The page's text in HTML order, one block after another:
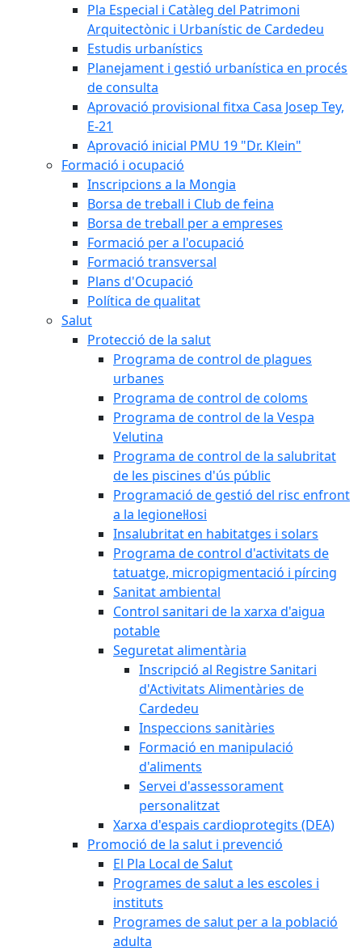
Pla Especial i Catàleg del Patrimoni
Arquitectònic i Urbanístic de Cardedeu
Estudis urbanístics
Planejament i gestió urbanística en procés
de consulta
Aprovació provisional fitxa Casa Josep Tey,
E-21
Aprovació inicial PMU 19 "Dr. Klein"
Formació i ocupació
Inscripcions a la Mongia
Borsa de treball i Club de feina
Borsa de treball per a empreses
Formació per a l'ocupació
Formació transversal
Plans d'Ocupació
Política de qualitat
Salut
Protecció de la salut
Programa de control de plagues
urbanes
Programa de control de coloms
Programa de control de la Vespa
Velutina
Programa de control de la salubritat
de les piscines d'ús públic
Programació de gestió del risc enfront
a la legionel·losi
Insalubritat en habitatges i solars
Programa de control d'activitats de
tatuatge, micropigmentació i pírcing
Sanitat ambiental
Control sanitari de la xarxa d'aigua
potable
Seguretat alimentària
Inscripció al Registre Sanitari
d'Activitats Alimentàries de
Cardedeu
Inspeccions sanitàries
Formació en manipulació
d'aliments
Servei d'assessorament
personalitzat
Xarxa d'espais cardioprotegits (DEA)
Promoció de la salut i prevenció
El Pla Local de Salut
Programes de salut a les escoles i
instituts
Programes de salut per a la població
adulta